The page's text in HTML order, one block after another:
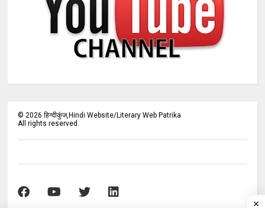
©2026 हिन्दीकुंज,Hindi Website/Literary Web Patrika
All rights reserved.